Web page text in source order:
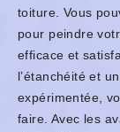
toiture. Vous
pour peindre
efficace et
l’étanchéité et
expérimentée,
faire. Avec les